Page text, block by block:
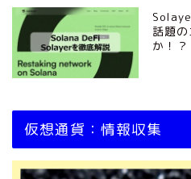
話題
か！？
仮想通貨：情報収集